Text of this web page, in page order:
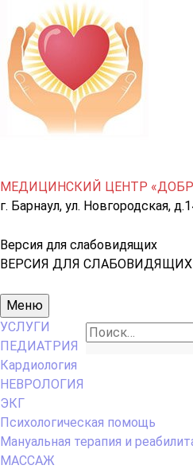
МЕДИЦИНСКИЙ ЦЕНТР
г. Барнаул, ул. Новгородская,
Версия для слабовидящих
ВЕРСИЯ ДЛЯ СЛАБОВИДЯЩИХ
Основное
меню
Меню
Найти:
УСЛУГИ
ПЕДИАТРИЯ
Кардиология
НЕВРОЛОГИЯ
ЭКГ
Психологическая помощь
Мануальная терапия и
МАССАЖ